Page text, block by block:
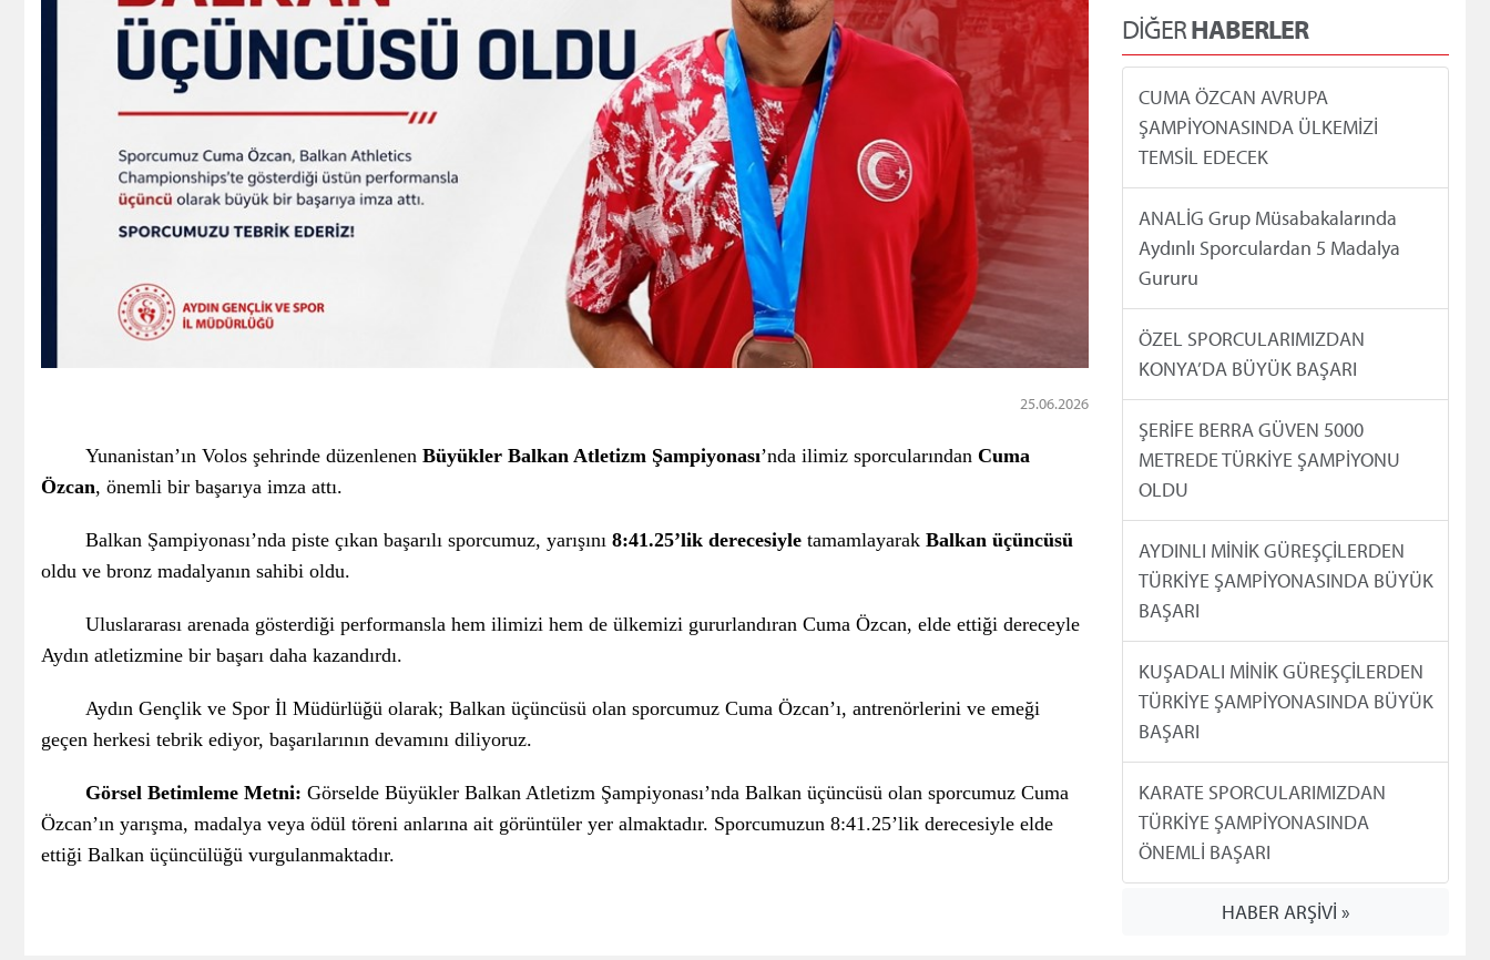
25.06.2026
Yunanistan’ın Volos şehrinde düzenlenen Büyükler Balkan Atletizm Şampiyonası’nda ilimiz sporcularından Cuma
Özcan, önemli bir başarıya imza attı.
Balkan Şampiyonası’nda piste çıkan başarılı sporcumuz, yarışını 8:41.25’lik derecesiyle tamamlayarak Balkan üçüncüsü
oldu ve bronz madalyanın sahibi oldu.
Uluslararası arenada gösterdiği performansla hem ilimizi hem de ülkemizi gururlandıran Cuma Özcan, elde ettiği dereceyle
Aydın atletizmine bir başarı daha kazandırdı.
Aydın Gençlik ve Spor İl Müdürlüğü olarak; Balkan üçüncüsü olan sporcumuz Cuma Özcan’ı, antrenörlerini ve emeği
geçen herkesi tebrik ediyor, başarılarının devamını diliyoruz.
Görsel Betimleme Metni: Görselde Büyükler Balkan Atletizm Şampiyonası’nda Balkan üçüncüsü olan sporcumuz Cuma
Özcan’ın yarışma, madalya veya ödül töreni anlarına ait görüntüler yer almaktadır. Sporcumuzun 8:41.25’lik derecesiyle elde
ettiği Balkan üçüncülüğü vurgulanmaktadır.
DİĞERHABERLER
CUMA ÖZCAN AVRUPA
ŞAMPİYONASINDA ÜLKEMİZİ
TEMSİL EDECEK
ANALİG Grup Müsabakalarında
Aydınlı Sporculardan 5 Madalya
Gururu
ÖZEL SPORCULARIMIZDAN
KONYA’DA BÜYÜK BAŞARI
ŞERİFE BERRA GÜVEN 5000
METREDE TÜRKİYE ŞAMPİYONU
OLDU
AYDINLI MİNİK GÜREŞÇİLERDEN
TÜRKİYE ŞAMPİYONASINDA BÜYÜK
BAŞARI
KUŞADALI MİNİK GÜREŞÇİLERDEN
TÜRKİYE ŞAMPİYONASINDA BÜYÜK
BAŞARI
KARATE SPORCULARIMIZDAN
TÜRKİYE ŞAMPİYONASINDA
ÖNEMLİ BAŞARI
HABER ARŞİVİ »